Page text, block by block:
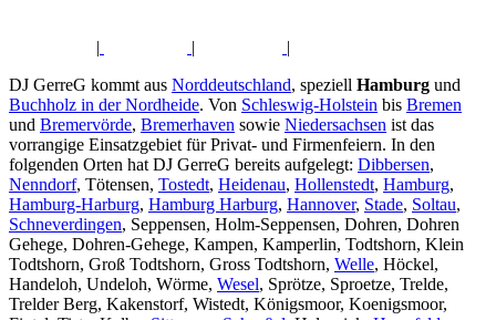
| |
|
DJ GerreG kommt aus Norddeutschland, speziell Hamburg und
Buchholz in der Nordheide. Von Schleswig-Holstein bis Bremen
und Bremervörde, Bremerhaven sowie Niedersachsen ist das
vorrangige Einsatzgebiet für Privat- und Firmenfeiern. In den
folgenden Orten hat DJ GerreG bereits aufgelegt: Dibbersen,
Nenndorf, Tötensen, Tostedt, Heidenau, Hollenstedt, Hamburg,
Hamburg-Harburg, Hamburg Harburg, Hannover, Stade, Soltau,
Schneverdingen, Seppensen, Holm-Seppensen, Dohren, Dohren
Gehege, Dohren-Gehege, Kampen, Kamperlin, Todtshorn, Klein
Todtshorn, Groß Todtshorn, Gross Todtshorn, Welle, Höckel,
Handeloh, Undeloh, Wörme, Wesel, Sprötze, Sproetze, Trelde,
Trelder Berg, Kakenstorf, Wistedt, Königsmoor, Koenigsmoor,